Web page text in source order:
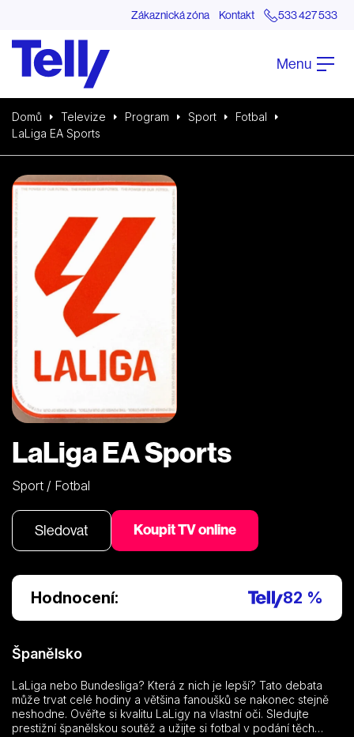
Zákaznická zóna Kontakt 533 427 533
Menu
Domů Televize Program Sport
Fotbal
LaLiga EA Sports
LaLiga EA Sports
Sport / Fotbal
Sledovat Koupit TV online
Hodnocení: 82 %
Španělsko
LaLiga nebo Bundesliga? Která z nich je lepší? Tato debata
může trvat celé hodiny a většina fanoušků se nakonec stejně
neshodne. Ověřte si kvalitu LaLigy na vlastní oči. Sledujte
prestižní španělskou soutěž a užijte si fotbal v podání těch